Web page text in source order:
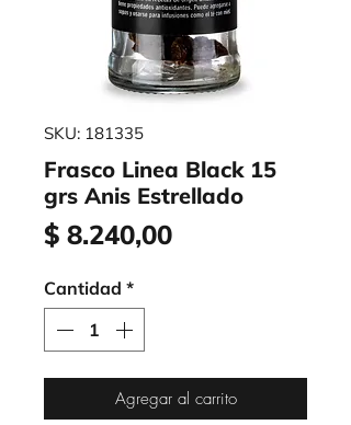
SKU: 181335
Frasco Linea Black 15
grs Anis Estrellado
$ 8.240,00Precio
Cantidad *
Agregar al carrito